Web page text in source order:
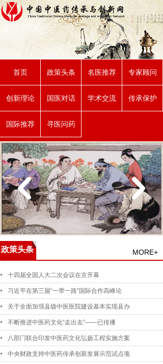
首页 政策头条 名医推荐 专家顾问
创新理论 国医对话 学术交流 传承保护
国际推荐 寻医问药
政策头条 MORE+
十四届全国人大二次会议在京开幕
习近平在第三届“一带一路”国际合作高峰论
关于全面加强县级中医医院建设基本实现县办
不断推进中医药文化“走出去”——已传播
八部门联合印发中医药文化弘扬工程实施方案
中央财政支持中医药传承创新发展示范试点项